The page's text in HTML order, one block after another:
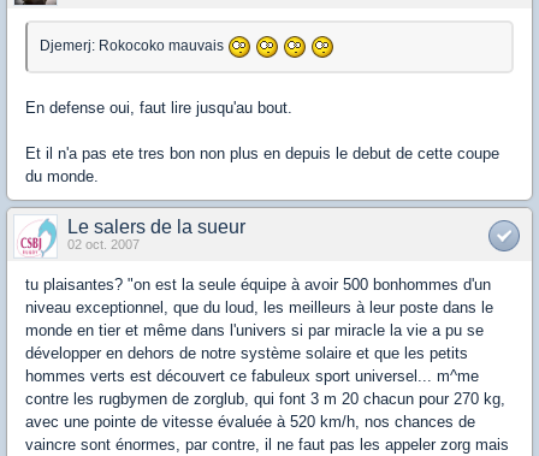
Djemerj: Rokocoko mauvais
En defense oui, faut lire jusqu'au bout.
Et il n'a pas ete tres bon non plus en depuis le debut de cette coupe
du monde.
Le salers de la sueur
02 oct. 2007
tu plaisantes? "on est la seule équipe à avoir 500 bonhommes d'un
niveau exceptionnel, que du loud, les meilleurs à leur poste dans le
monde en tier et même dans l'univers si par miracle la vie a pu se
développer en dehors de notre système solaire et que les petits
hommes verts est découvert ce fabuleux sport universel... m^me
contre les rugbymen de zorglub, qui font 3 m 20 chacun pour 270 kg,
avec une pointe de vitesse évaluée à 520 km/h, nos chances de
vaincre sont énormes, par contre, il ne faut pas les appeler zorg mais